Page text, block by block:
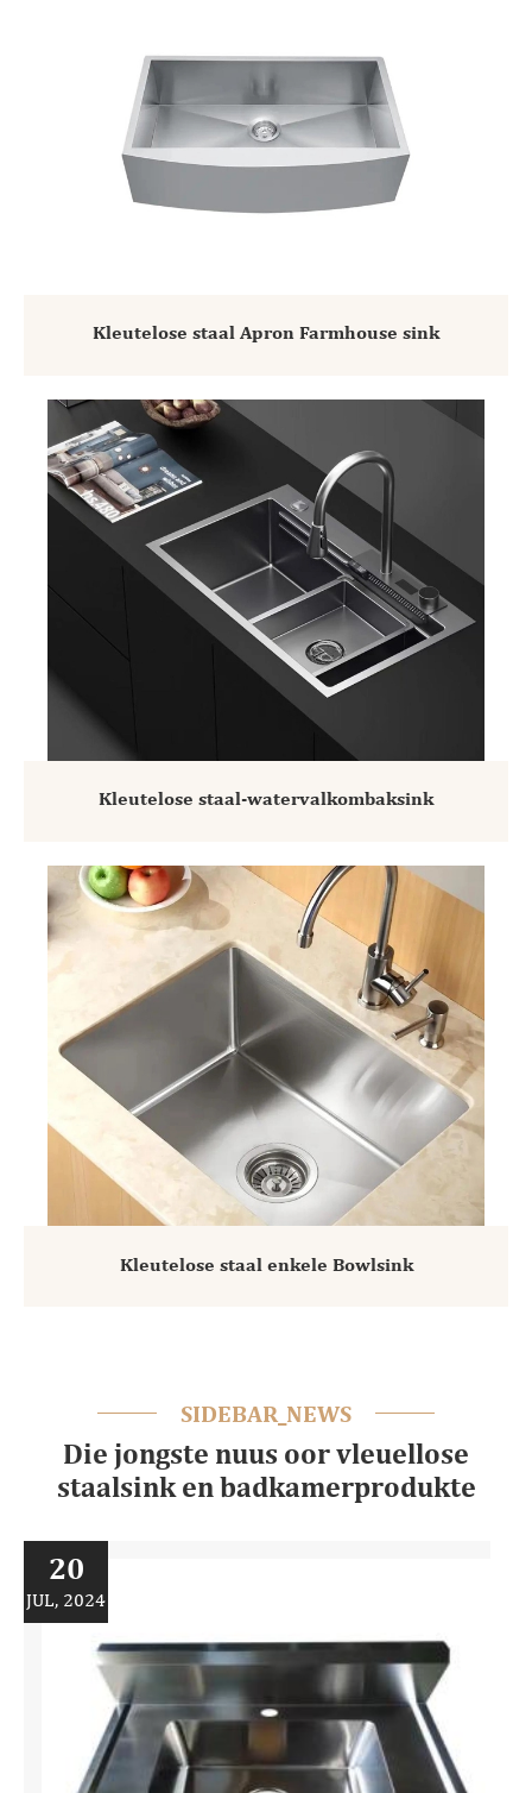
Kleutelose staal Apron Farmhouse sink
Kleutelose staal-watervalkombaksink
Kleutelose staal enkele Bowlsink
SIDEBAR_NEWS
Die jongste nuus oor vleuellose
staalsink en badkamerprodukte
20
JUL, 2024